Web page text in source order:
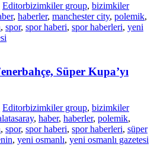
Editorbizimkiler group, bizimkiler
, haberler, manchester city, polemik,
, spor, spor haberi, spor haberleri, yeni
Süper Kupa’yı
Editorbizimkiler group, bizimkiler
, haber, haberler, polemik,
, spor, spor haberi, spor haberleri, süper
, yeni osmanlı, yeni osmanlı gazetesi